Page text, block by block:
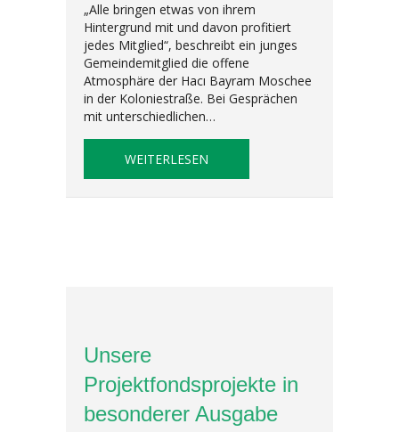
„Alle bringen etwas von ihrem
Hintergrund mit und davon profitiert
jedes Mitglied“, beschreibt ein junges
Gemeindemitglied die offene
Atmosphäre der Hacı Bayram Moschee
in der Koloniestraße. Bei Gesprächen
mit unterschiedlichen…
WEITERLESEN
Unsere
Projektfondsprojekte in
besonderer Ausgabe